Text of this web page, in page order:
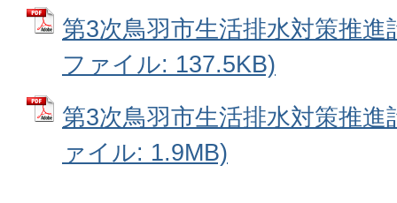
第3次鳥羽市生活排水対策推
ファイル: 137.5KB)
第3次鳥羽市生活排水対策推
ァイル: 1.9MB)